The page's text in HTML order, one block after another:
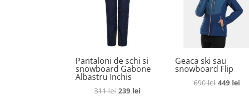
Pantaloni de schi si
snowboard Gabone
Albastru Inchis
311leiPrețul
239 leiPrețul
Geaca ski sau
snowboard Flip
690leiPrețul
449 lei